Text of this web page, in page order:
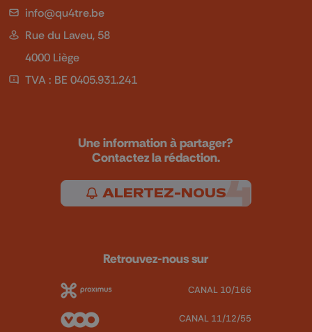
info@qu4tre.be
Rue du Laveu, 58
4000 Liège
TVA : BE 0405.931.241
Une information à partager?
Contactez la rédaction.
ALERTEZ-NOUS
Retrouvez-nous sur
CANAL 10/166
CANAL 11/12/55